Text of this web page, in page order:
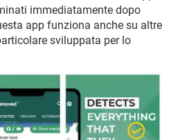
FACEBOOK
immediatamente dopo
app funziona anche su altre
sviluppata per lo